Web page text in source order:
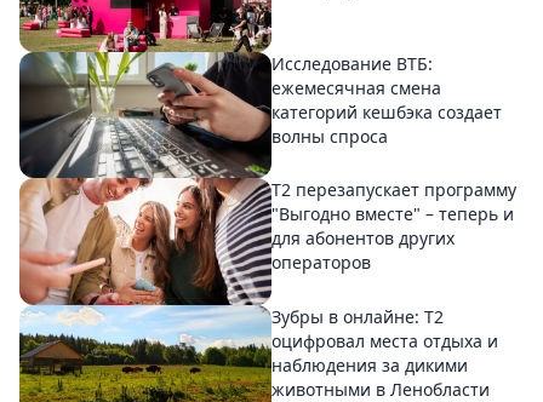
Исследование ВТБ:
ежемесячная смена
категорий кешбэка создает
волны спроса
Т2 перезапускает программу
"Выгодно вместе" – теперь и
для абонентов других
операторов
Зубры в онлайне: Т2
оцифровал места отдыха и
наблюдения за дикими
животными в Ленобласти